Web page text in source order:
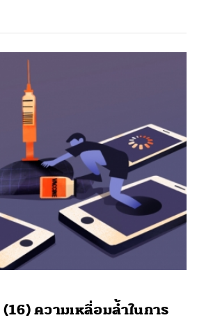
ความเหลื่อมล้ำในการ